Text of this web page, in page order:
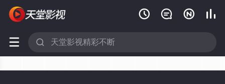
   
 